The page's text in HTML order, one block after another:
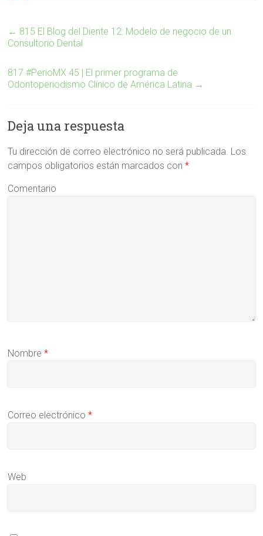
← 815 El Blog del Diente 12: Modelo de negocio de un
Consultorio Dental
817 #PerioMX 45 | El primer programa de
Odontoperiodismo Clínico de América Latina →
Deja una respuesta
Tu dirección de correo electrónico no será publicada. Los
campos obligatorios están marcados con*
Comentario
Nombre*
Correo electrónico*
Web